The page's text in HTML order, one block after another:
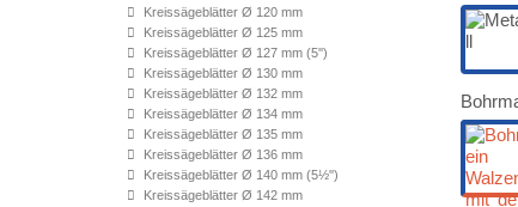
Kreissägeblätter Ø 120 mm
Kreissägeblätter Ø 125 mm
Kreissägeblätter Ø 127 mm (5'')
Kreissägeblätter Ø 130 mm
Kreissägeblätter Ø 132 mm
Kreissägeblätter Ø 134 mm
Kreissägeblätter Ø 135 mm
Kreissägeblätter Ø 136 mm
Kreissägeblätter Ø 140 mm (5½'')
Kreissägeblätter Ø 142 mm